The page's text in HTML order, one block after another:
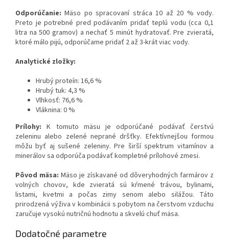
Odporúčanie: Mäso po spracovaní stráca 10 až 20 % vody.
Preto je potrebné pred podávaním pridať teplú vodu (cca 0,1
litra na 500 gramov) a nechať 5 minút hydratovať. Pre zvieratá,
ktoré málo pijú, odporúčame pridať 2 až 3-krát viac vody.
Analytické zložky:
Hrubý proteín: 16,6 %
Hrubý tuk: 4,3 %
Vlhkosť: 76,6 %
Vláknina: 0 %
Prílohy: K tomuto mäsu je odporúčané podávať čerstvú
zeleninu alebo zelené neprané dršťky. Efektívnejšou formou
môžu byť aj sušené zeleniny. Pre širší spektrum vitamínov a
minerálov sa odporúča podávať kompletné prílohové zmesi.
Pôvod mäsa: Mäso je získavané od dôveryhodných farmárov z
volných chovov, kde zvieratá sú kŕmené trávou, bylinami,
listami, kvetmi a počas zimy senom alebo silážou. Táto
prirodzená výživa v kombinácii s pobytom na čerstvom vzduchu
zaručuje vysokú nutričnú hodnotu a skvelú chuť mäsa.
Dodatočné parametre